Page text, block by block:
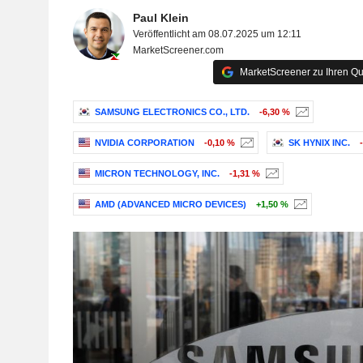
Paul Klein
Veröffentlicht am 08.07.2025 um 12:11
MarketScreener.com
MarketScreener zu Ihren
SAMSUNG ELECTRONICS CO., LTD. -6,30 %
NVIDIA CORPORATION -0,10 % SK HYNIX INC.
MICRON TECHNOLOGY, INC. -1,31 %
AMD (ADVANCED MICRO DEVICES) +1,50 %